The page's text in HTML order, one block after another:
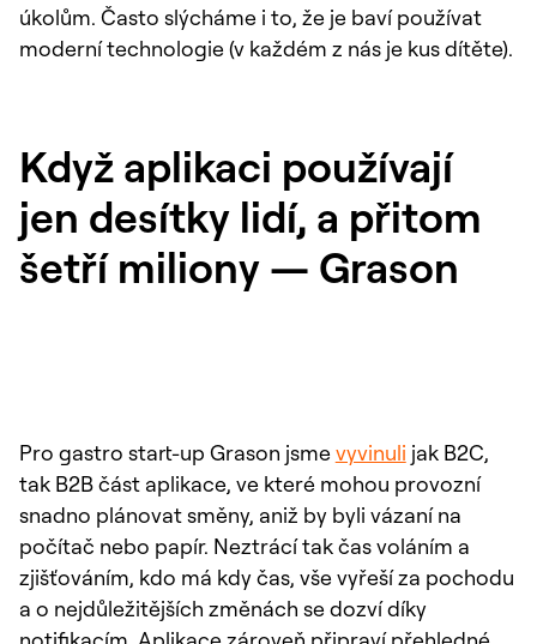
úkolům. Často slýcháme i to, že je baví používat
moderní technologie (v každém z nás je kus dítěte).
Když aplikaci používají
jen desítky lidí, a přitom
šetří miliony — Grason
Pro gastro start-up Grason jsmevyvinuli jak B2C,
tak B2B část aplikace, ve které mohou provozní
snadno plánovat směny, aniž by byli vázaní na
počítač nebo papír. Neztrácí tak čas voláním a
zjišťováním, kdo má kdy čas, vše vyřeší za pochodu
a o nejdůležitějších změnách se dozví díky